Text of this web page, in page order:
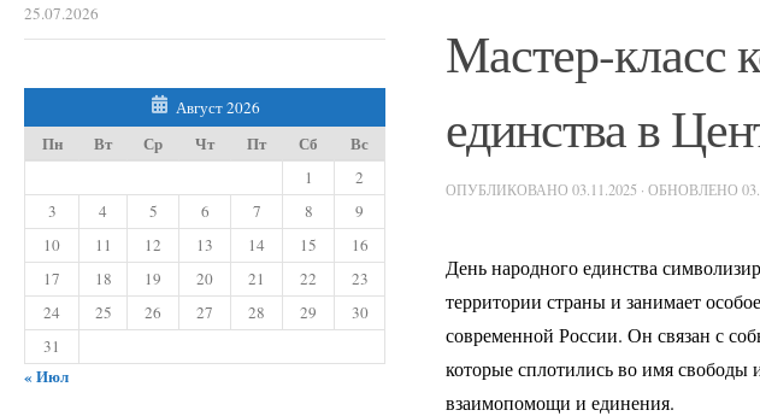
Мастер-класс
единства в
ОПУБЛИКОВАНО 03.11.2025 · ОБНОВЛЕНО
День народного единства
территории страны и занимает
современной России. Он связан с
которые сплотились во имя
взаимопомощи и единения.
25.07.2026
Август 2026
Пн Вт Ср Чт Пт Сб Вс
1
2
3
4 5 6 7 8
9
10
11 12 13 14 15
16
17
18 19 20 21 22
23
24
25 26 27 28 29
30
31
« Июл